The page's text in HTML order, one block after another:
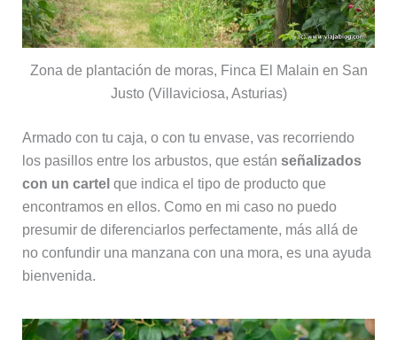
Zona de plantación de moras, Finca El Malain en San
Justo (Villaviciosa, Asturias)
Armado con tu caja, o con tu envase, vas recorriendo
los pasillos entre los arbustos, que están señalizados
con un cartel que indica el tipo de producto que
encontramos en ellos. Como en mi caso no puedo
presumir de diferenciarlos perfectamente, más allá de
no confundir una manzana con una mora, es una ayuda
bienvenida.